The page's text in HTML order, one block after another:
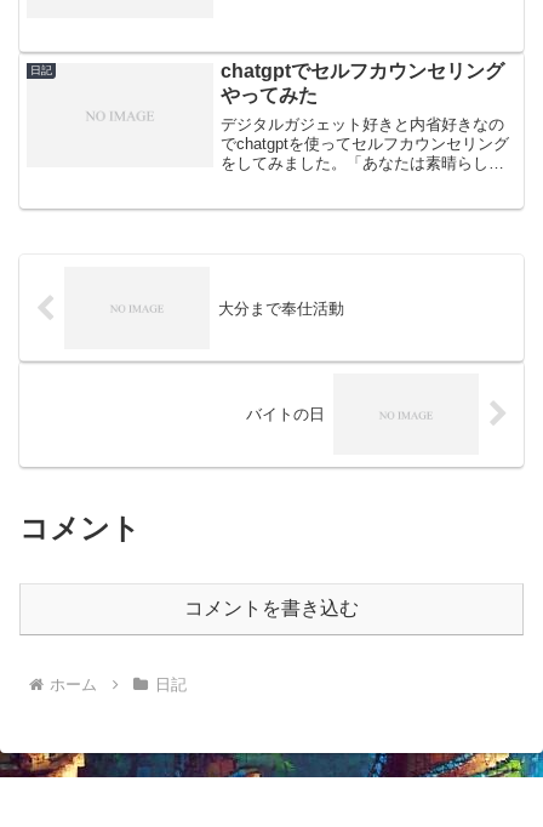
使っている方法。何につい...
日記
chatgptでセルフカウンセリング
やってみた
デジタルガジェット好きと内省好きなの
でchatgptを使ってセルフカウンセリング
をしてみました。「あなたは素晴らしい
大分まで奉仕活動
バイトの日
コメント
コメントを書き込む
ホーム 日記